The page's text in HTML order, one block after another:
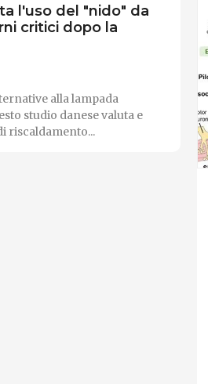
l'uso del "nido" da
critici dopo la
alla lampada
studio danese valuta e
riscaldamento...